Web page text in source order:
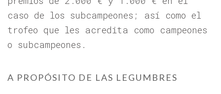
caso de los subcampeones; así como el
trofeo que les acredita como campeones
o subcampeones.
A PROPÓSITO DE LAS LEGUMBRES